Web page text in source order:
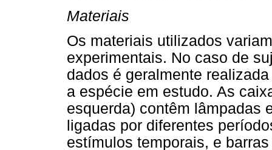
Materiais
Os materiais utilizados
experimentais. No caso de
dados é geralmente
a espécie em estudo. As
esquerda) contêm lâmpadas
ligadas por diferentes
estímulos temporais, e